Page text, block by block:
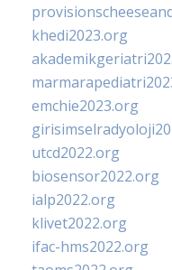
khedi2023.org
emchie2023.org
utcd2022.org
biosensor2022.org
ialp2022.org
klivet2022.org
ifac-hms2022.org